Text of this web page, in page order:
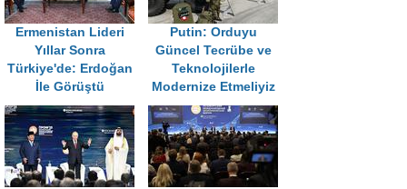
Ermenistan Lideri
Yıllar Sonra
Türkiye'de: Erdoğan
İle Görüştü
Putin: Orduyu
Güncel Tecrübe ve
Teknolojilerle
Modernize Etmeliyiz